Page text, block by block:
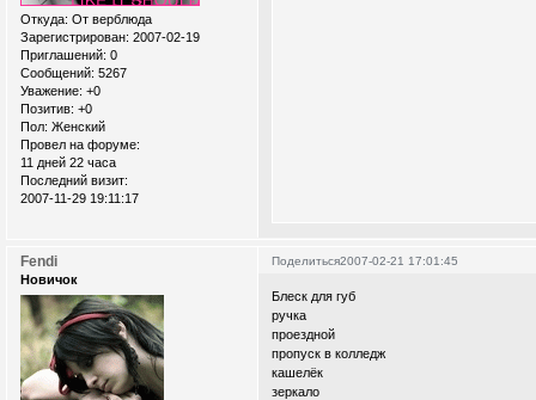
Откуда: От верблюда
Зарегистрирован: 2007-02-19
Приглашений: 0
Сообщений: 5267
Уважение: +0
Позитив: +0
Пол: Женский
Провел на форуме:
11 дней 22 часа
Последний визит:
2007-11-29 19:11:17
Поделиться2007-02-21 17:01:45
Fendi
Новичок
Блеск для губ
ручка
проездной
пропуск в колледж
кашелёк
зеркало